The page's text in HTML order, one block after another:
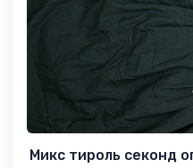
Микс тироль секонд